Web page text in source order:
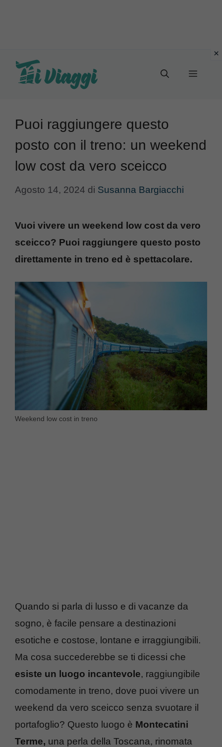
Menu
Puoi raggiungere questo
posto con il treno: un weekend
low cost da vero sceicco
Agosto 14, 2024 di Susanna Bargiacchi
Vuoi vivere un weekend low cost da vero
sceicco? Puoi raggiungere questo posto
direttamente in treno ed è spettacolare.
Weekend low cost in treno
Quando si parla di lusso e di vacanze da
sogno, è facile pensare a destinazioni
esotiche e costose, lontane e irraggiungibili.
Ma cosa succederebbe se ti dicessi che
esiste un luogo incantevole, raggiungibile
comodamente in treno, dove puoi vivere un
weekend da vero sceicco senza svuotare il
portafoglio? Questo luogo è Montecatini
Terme, una perla della Toscana, rinomata